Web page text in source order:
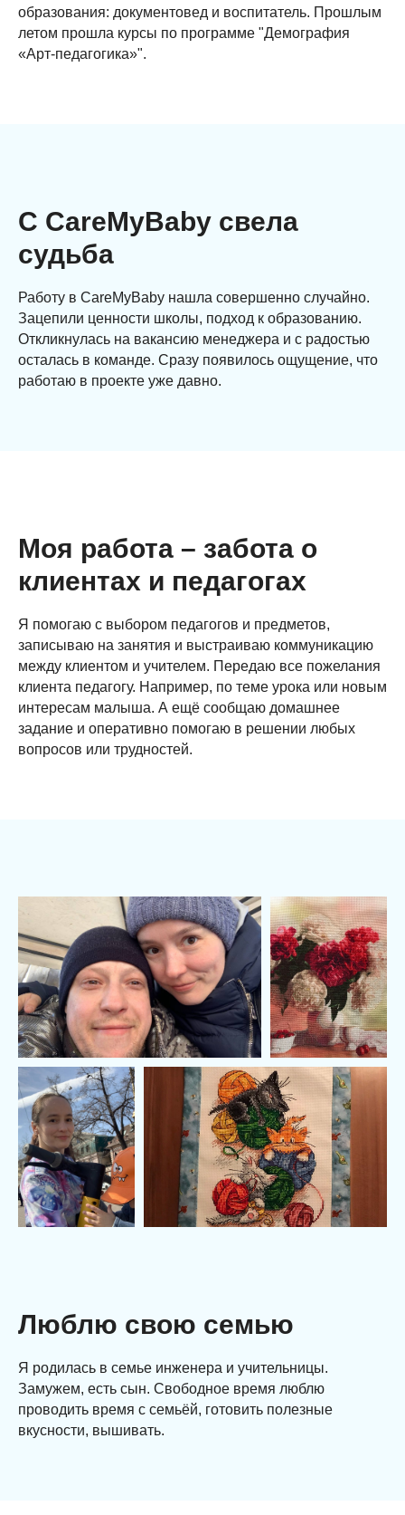
образования: документовед и воспитатель. Прошлым
летом прошла курсы по программе "Демография
«Арт-педагогика»".
С CareMyBaby свела
судьба
Работу в CareMyBaby нашла совершенно случайно.
Зацепили ценности школы, подход к образованию.
Откликнулась на вакансию менеджера и с радостью
осталась в команде. Сразу появилось ощущение, что
работаю в проекте уже давно.
Моя работа – забота о
клиентах и педагогах
Я помогаю с выбором педагогов и предметов,
записываю на занятия и выстраиваю коммуникацию
между клиентом и учителем. Передаю все пожелания
клиента педагогу. Например, по теме урока или новым
интересам малыша. А ещё сообщаю домашнее
задание и оперативно помогаю в решении любых
вопросов или трудностей.
Люблю свою семью
Я родилась в семье инженера и учительницы.
Замужем, есть сын. Свободное время люблю
проводить время с семьёй, готовить полезные
вкусности, вышивать.